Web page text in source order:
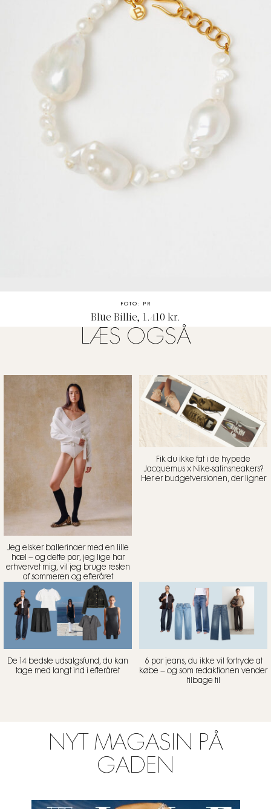
FOTO: PR
Blue Billie, 1.410 kr.
LÆS OGSÅ
Jeg elsker ballerinaer med en lille
hæl – og dette par, jeg lige har
erhvervet mig, vil jeg bruge resten
af sommeren og efteråret
Fik du ikke fat i de hypede
Jacquemus x Nike-satinsneakers?
Her er budgetversionen, der ligner
De 14 bedste udsalgsfund, du kan
tage med langt ind i efteråret
6 par jeans, du ikke vil fortryde at
købe – og som redaktionen vender
tilbage til
NYT MAGASIN PÅ
GADEN